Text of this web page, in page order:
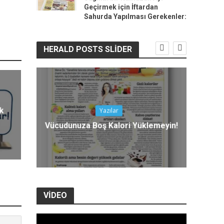
Geçirmek için İftardan
Sahurda Yapılması Gerekenler:
HERALD POSTS SLIDER
Yazılar
Vücudunuza Boş Kalori Yüklemeyin!
VIDEO